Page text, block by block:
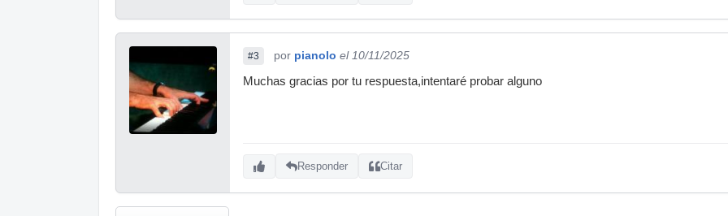
#3 por pianolo el 10/11/2025
Muchas gracias por tu respuesta,intentaré probar alguno
Responder Citar